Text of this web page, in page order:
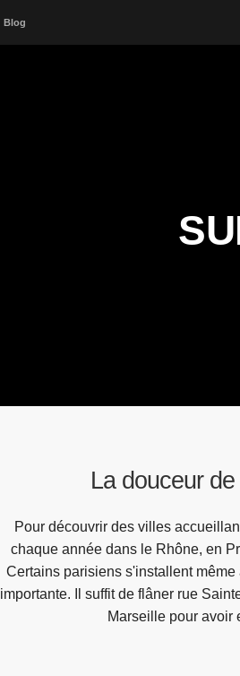
Blog
La douceur
Pour découvrir des villes
chaque année dans le Rhône, en
Certains parisiens s'installent
importante. Il suffit de flâner rue
Marseille pour avoir